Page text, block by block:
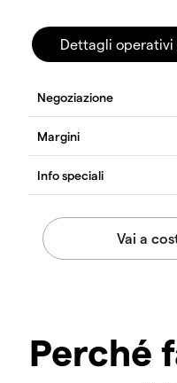
Dettagli operativi
Perché